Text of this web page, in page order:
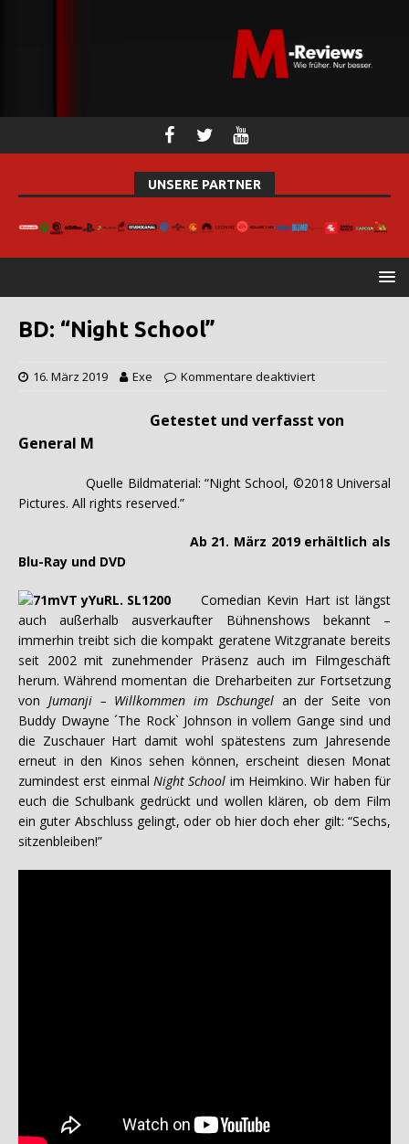
UNSERE PARTNER
BD: “Night School”
16. März 2019 Exe Kommentare deaktiviert
Getestet und verfasst von
General M
Quelle Bildmaterial: “Night School, ©2018 Universal
Pictures. All rights reserved.”
Ab 21. März 2019 erhältlich als
Blu-Ray und DVD
Comedian Kevin Hart ist längst
auch außerhalb ausverkaufter Bühnenshows bekannt –
immerhin treibt sich die kompakt geratene Witzgranate bereits
seit 2002 mit zunehmender Präsenz auch im Filmgeschäft
herum. Während momentan die Dreharbeiten zur Fortsetzung
von Jumanji – Willkommen im Dschungelan der Seite von
Buddy Dwayne ´The Rock` Johnson in vollem Gange sind und
die Zuschauer Hart damit wohl spätestens zum Jahresende
erneut in den Kinos sehen können, erscheint diesen Monat
zumindest erst einmal Night School im Heimkino. Wir haben für
euch die Schulbank gedrückt und wollen klären, ob dem Film
ein guter Abschluss gelingt, oder ob hier doch eher gilt: “Sechs,
sitzenbleiben!”